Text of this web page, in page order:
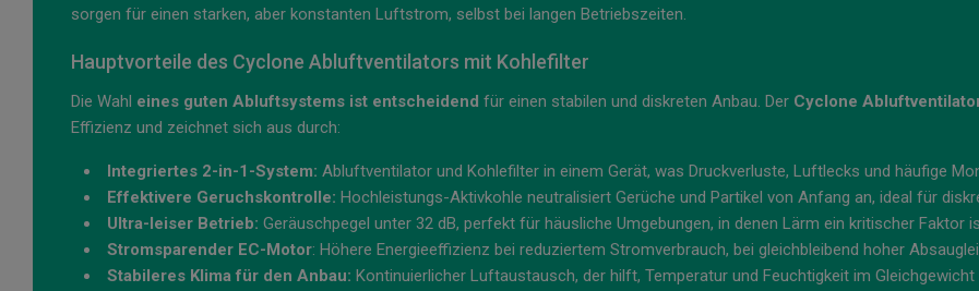
sorgen für einen starken, aber konstanten Luftstrom, selbst bei langen Betriebszeiten.
Hauptvorteile des Cyclone Abluftventilators mit Kohlefilter
Die Wahl eines guten Abluftsystems ist entscheidend für einen stabilen und diskreten Anbau. Der Cyclone
Effizienz und zeichnet sich aus durch:
Integriertes 2-in-1-System: Abluftventilator und Kohlefilter in einem Gerät, was Druckverluste, Luftlecks und häufige
Effektivere Geruchskontrolle: Hochleistungs-Aktivkohle neutralisiert Gerüche und Partikel von Anfang an, ideal für
Ultra-leiser Betrieb: Geräuschpegel unter 32 dB, perfekt für häusliche Umgebungen, in denen Lärm ein kritischer Faktor
Stromsparender EC-Motor: Höhere Energieeffizienz bei reduziertem Stromverbrauch, bei gleichbleibend hoher
Stabileres Klima für den Anbau: Kontinuierlicher Luftaustausch, der hilft, Temperatur und Feuchtigkeit im